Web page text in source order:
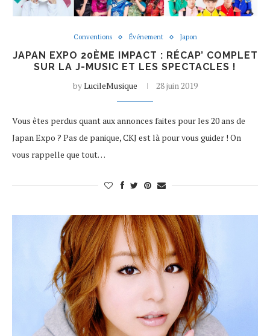
Conventions Événement Japon
JAPAN EXPO 20ÈME IMPACT : RÉCAP’ COMPLET
SUR LA J-MUSIC ET LES SPECTACLES !
byLucileMusique 28 juin 2019
Vous êtes perdus quant aux annonces faites pour les 20 ans de
Japan Expo ? Pas de panique, CKJ est là pour vous guider ! On
vous rappelle que tout…